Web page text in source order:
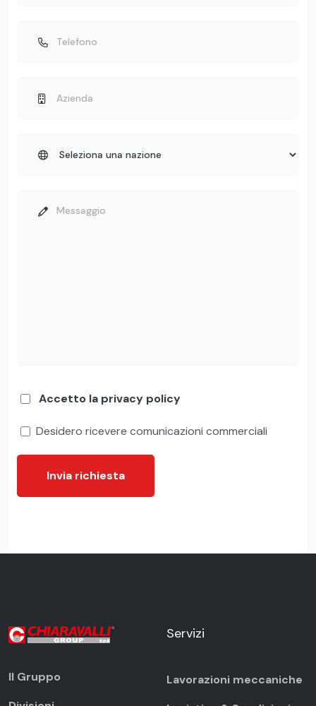
Accetto la privacy policy
Desidero ricevere comunicazioni commerciali
Invia richiesta
Il Gruppo
Servizi
Lavorazioni meccaniche